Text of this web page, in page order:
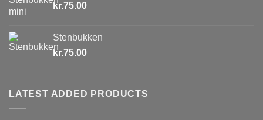
kr.75.00
Stenbukken
kr.75.00
LATEST ADDED PRODUCTS